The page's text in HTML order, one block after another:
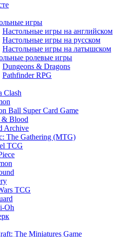
игры
Настольные игры на английском
Настольные игры на русском
Настольные игры на латышском
ролевые игры
Dungeons & Dragons
Pathfinder RPG
Clash
Ball Super Card Game
& Blood
Archive
The Gathering (MTG)
TCG
TCG
Oh
The Miniatures Game